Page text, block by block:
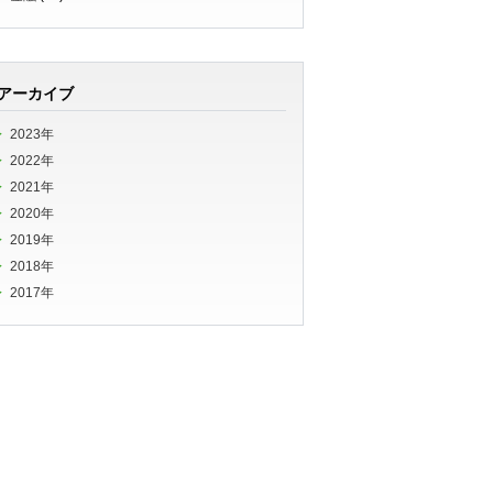
ーカイブ
2023年
2022年
2021年
2020年
2019年
2018年
2017年